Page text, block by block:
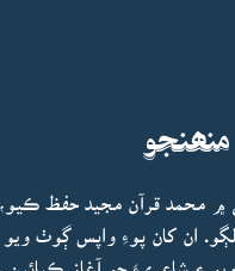
۾ محمد قرآن مجيد حفظ ڪيو،
ان کان پوءِ واپس ڳوٺ
۽ شاعريءَ جو آغاز ڪيائين.